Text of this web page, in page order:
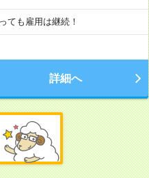
ても雇用は継続！
詳細へ